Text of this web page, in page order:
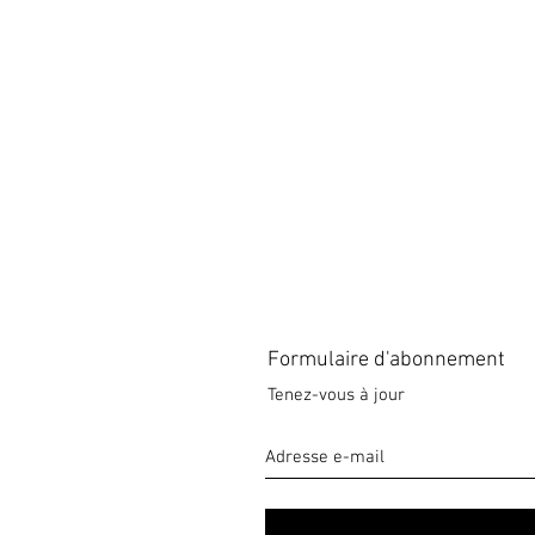
Formulaire d'abonnement
Tenez-vous à jour